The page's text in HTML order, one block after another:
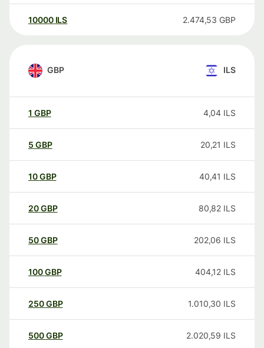
10000 ILS 2.474,53 GBP
GBP ILS
1 GBP 4,04 ILS
5 GBP 20,21 ILS
10GBP 40,41 ILS
20GBP 80,82 ILS
50GBP 202,06 ILS
100GBP 404,12 ILS
250GBP 1.010,30 ILS
500GBP 2.020,59 ILS